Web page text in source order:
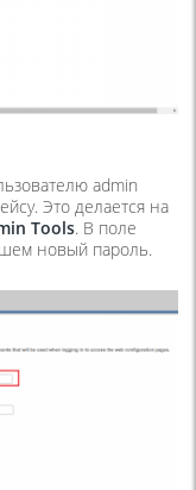
admin
Это делается на
Tools. В поле
новый пароль.